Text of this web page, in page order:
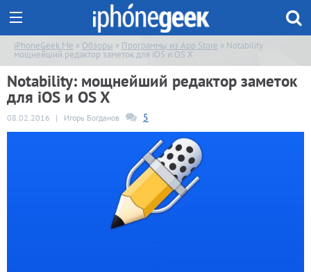
iPhoneGeek.Me » Обзоры » Программы из App Store » Notability:
мощнейший редактор заметок для iOS и OS X
Notability: мощнейший редактор заметок
для iOS и OS X
08.02.2016 | Игорь Богданов 5